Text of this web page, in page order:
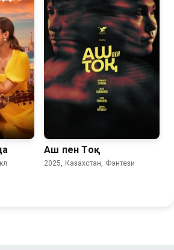
Аш пен Тоқ
2025, Казахстан, Фэнтези